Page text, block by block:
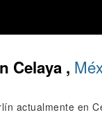
Celaya ,
actualmente en